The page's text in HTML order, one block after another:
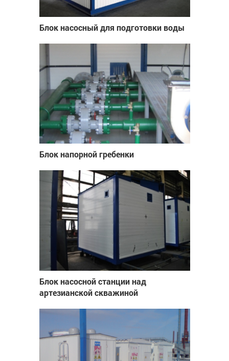
Блок насосный для подготовки воды
Блок напорной гребенки
Блок насосной станции над
артезианской скважиной